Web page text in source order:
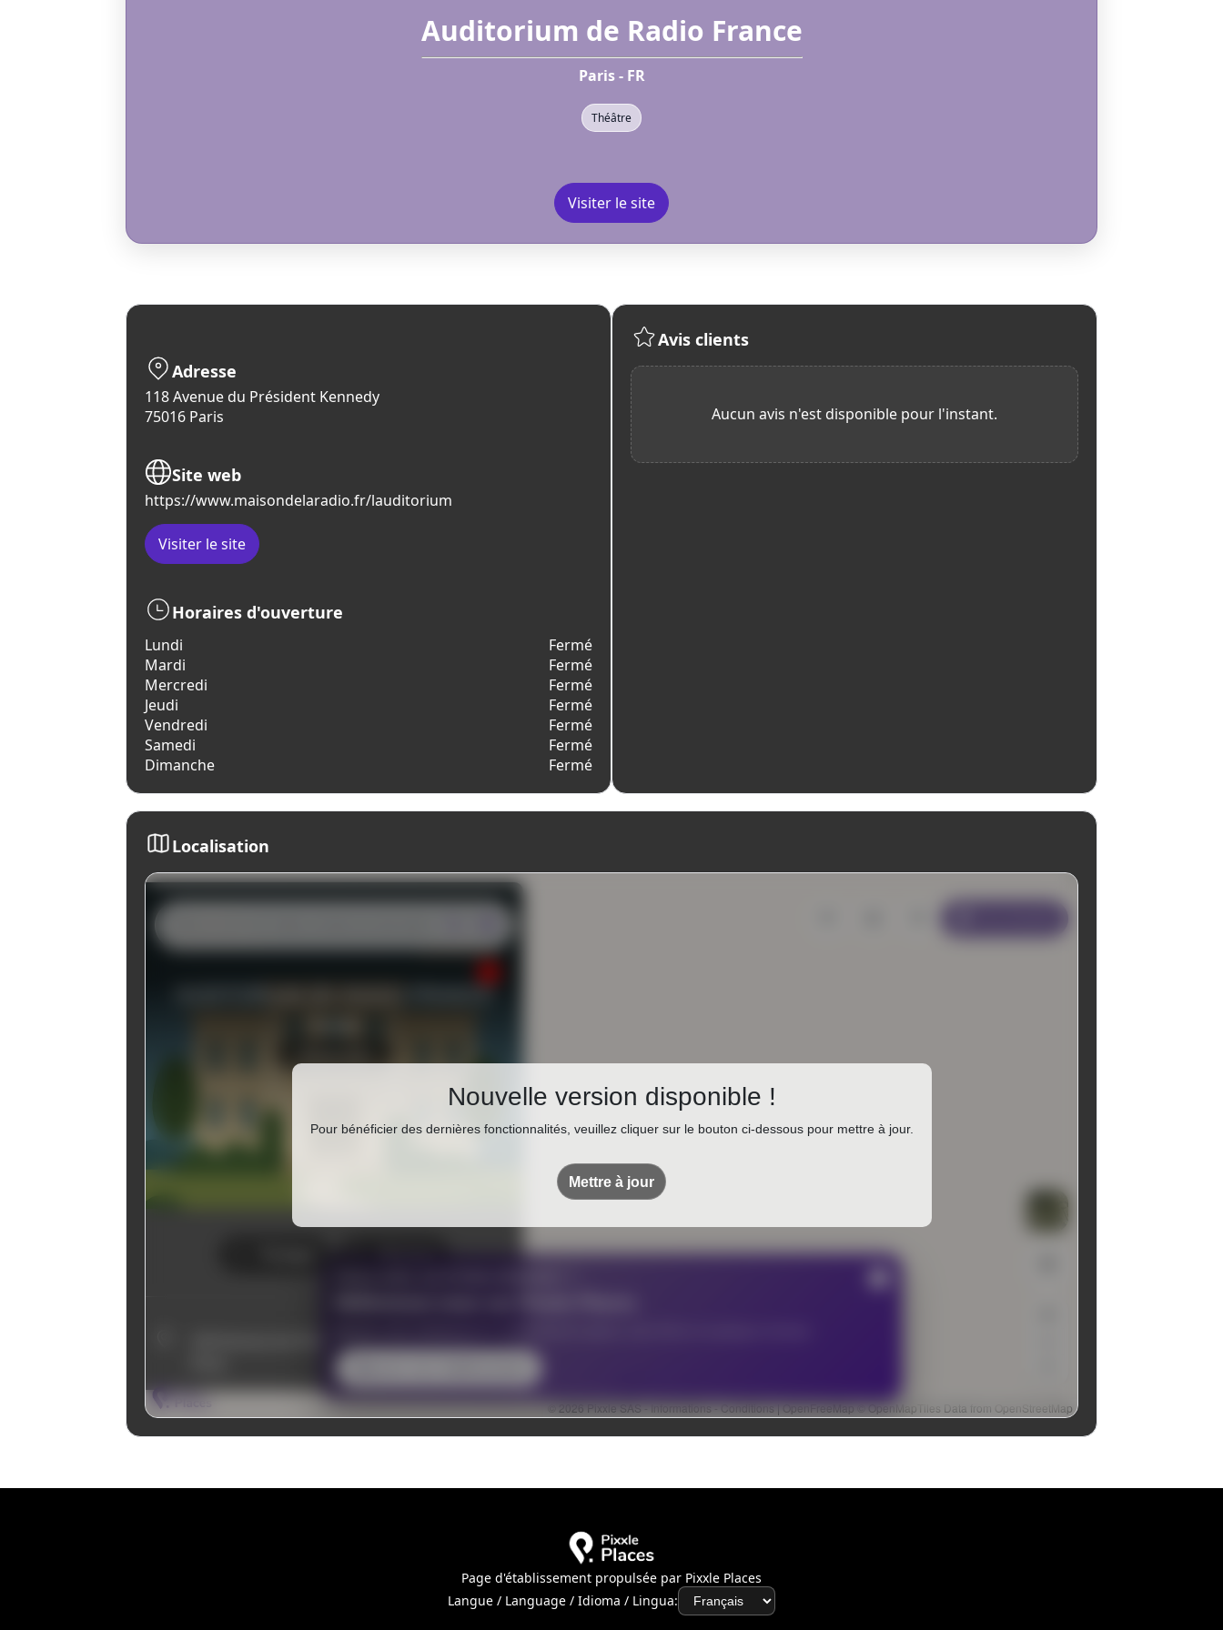
Auditorium de Radio France
Paris - FR
Théâtre
Visiter le site
Adresse
118 Avenue du Président Kennedy
75016 Paris
Site web
https://www.maisondelaradio.fr/lauditorium
Visiter le site
Horaires d'ouverture
Lundi
Fermé
Mardi
Fermé
Mercredi
Fermé
Jeudi
Fermé
Vendredi
Fermé
Samedi
Fermé
Dimanche
Fermé
Avis clients
Aucun avis n'est disponible pour l'instant.
Localisation
Page d'établissement propulsée par Pixxle Places
Langue / Language / Idioma / Lingua: